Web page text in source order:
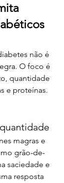
não é
O foco é
quantidade
e proteínas.
magras e
grão-de-
saciedade e
resposta